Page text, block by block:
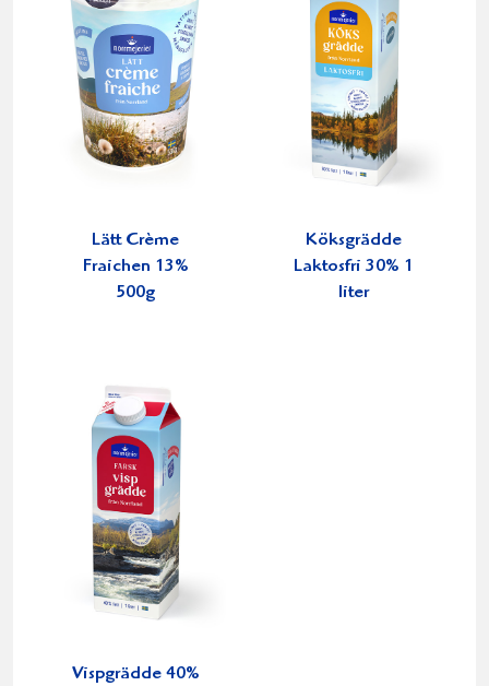
Lätt Crème
Fraichen 13%
500g
Köksgrädde
Laktosfri 30% 1
liter
Vispgrädde 40%